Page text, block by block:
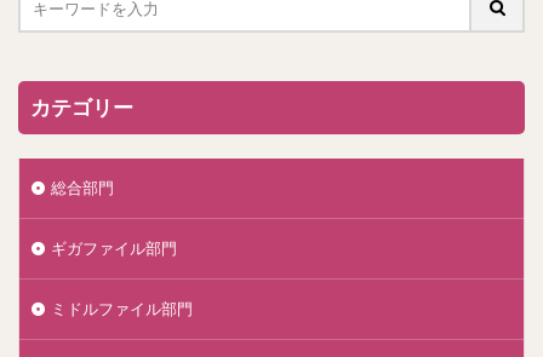
カテゴリー
総合部門
ギガファイル部門
ミドルファイル部門